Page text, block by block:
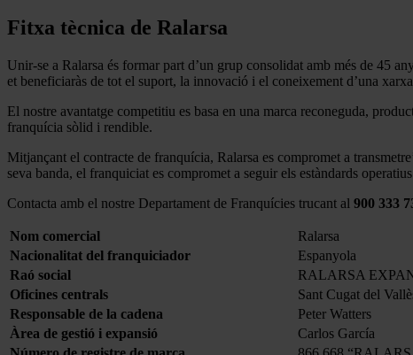
Fitxa tècnica de Ralarsa
Unir-se a Ralarsa és formar part d’un grup consolidat amb més de 45
et beneficiaràs de tot el suport, la innovació i el coneixement d’una
El nostre avantatge competitiu es basa en una marca reconeguda,
franquícia sòlid i rendible.
Mitjançant el contracte de franquícia, Ralarsa es compromet a
seva banda, el franquiciat es compromet a seguir els estàndards
Contacta amb el nostre Departament de Franquícies trucant al 900 333
Nom comercial
Ralarsa
Nacionalitat del franquiciador
Espanyola
Raó social
RALARSA
Oficines centrals
Sant Cugat del
Responsable de la cadena
Peter Watters
Àrea de gestió i expansió
Carlos García